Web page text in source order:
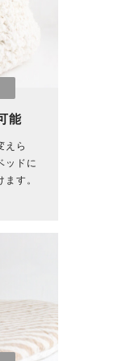
能
えら
ッドに
す。